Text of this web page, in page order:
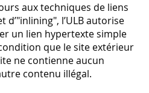
aux techniques de liens
l’ULB autorise
un lien hypertexte simple
que le site extérieur
ne contienne aucun
contenu illégal.